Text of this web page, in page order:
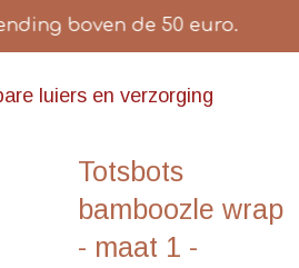
luiers en verzorging
boven de 50 euro.
Totsbots
bamboozle wrap
- maat 1 -